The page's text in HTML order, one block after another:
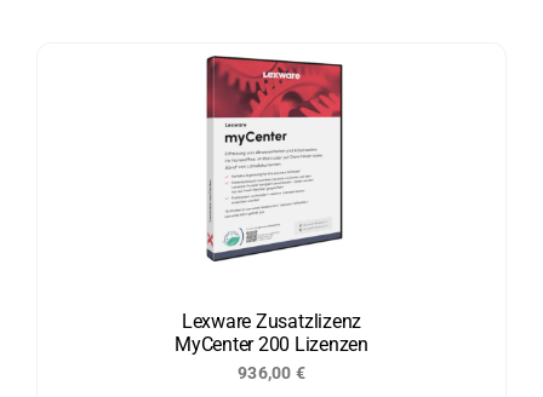
weist
mehrere
Varianten
Optionen
können
der
Produktseite
Lexware Zusatzlizenz
MyCenter 200 Lizenzen
936,00 €